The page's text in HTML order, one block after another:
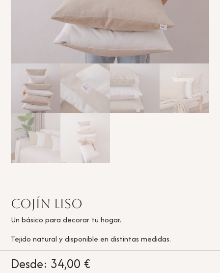
Cojín Liso
Un básico para decorar tu hogar.
Tejido natural y disponible en distintas medidas.
Desde: 34,00 €